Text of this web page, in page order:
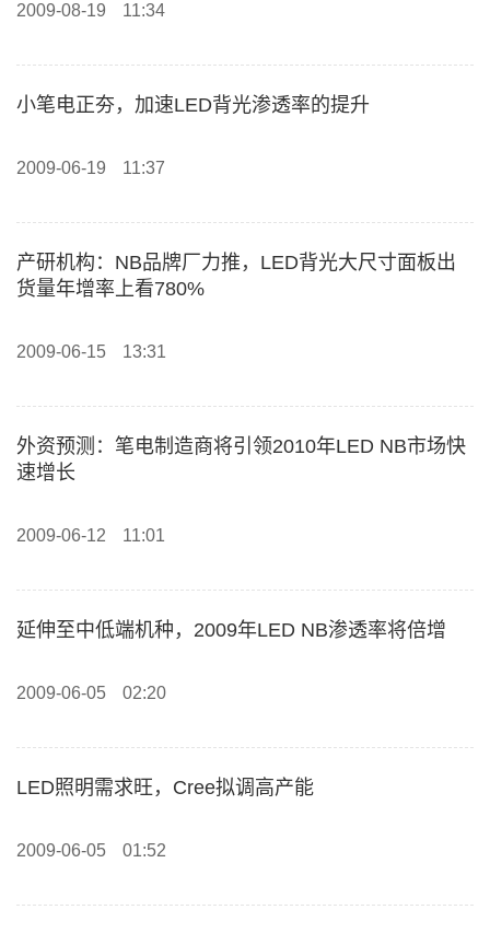
2009-08-19 11:34
小笔电正夯，加速LED背光渗透率的提升
2009-06-19 11:37
产研机构：NB品牌厂力推，LED背光大尺寸面板出
货量年增率上看780%
2009-06-15 13:31
外资预测：笔电制造商将引领2010年LED NB市场快
速增长
2009-06-12 11:01
延伸至中低端机种，2009年LED NB渗透率将倍增
2009-06-05 02:20
LED照明需求旺，Cree拟调高产能
2009-06-05 01:52